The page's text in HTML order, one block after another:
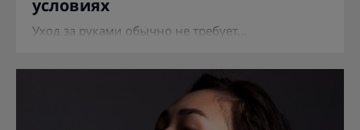
условиях
Уход за руками обычно не требует...